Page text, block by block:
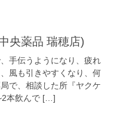
央薬品 瑞穂店)
手伝うようになり、疲れ
風も引きやすくなり、何
で、相談した所『ヤクケ
本飲んで […]